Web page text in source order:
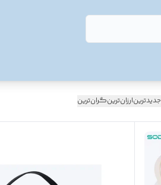
جدیدترینارزان‌ترینگران‌ترین